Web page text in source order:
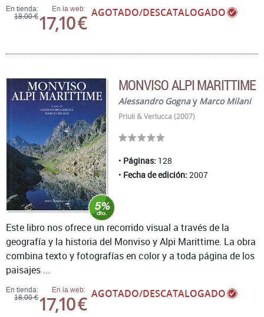
En tienda:
18,00 €
En la web:
17,10 € AGOTADO/DESCATALOGADO
MONVISO ALPI MARITTIME
Alessandro Gognay Marco Milani
Priuli & Verlucca (2007)
Páginas: 128
Fecha de edición: 2007
En tienda:
18,00 €
En la web:
17,10 € AGOTADO/DESCATALOGADO
Este libro nos ofrece un recorrido visual a través de la
geografía y la historia del Monviso y Alpi Marittime. La obra
combina texto y fotografías en color y a toda página de los
paisajes ...